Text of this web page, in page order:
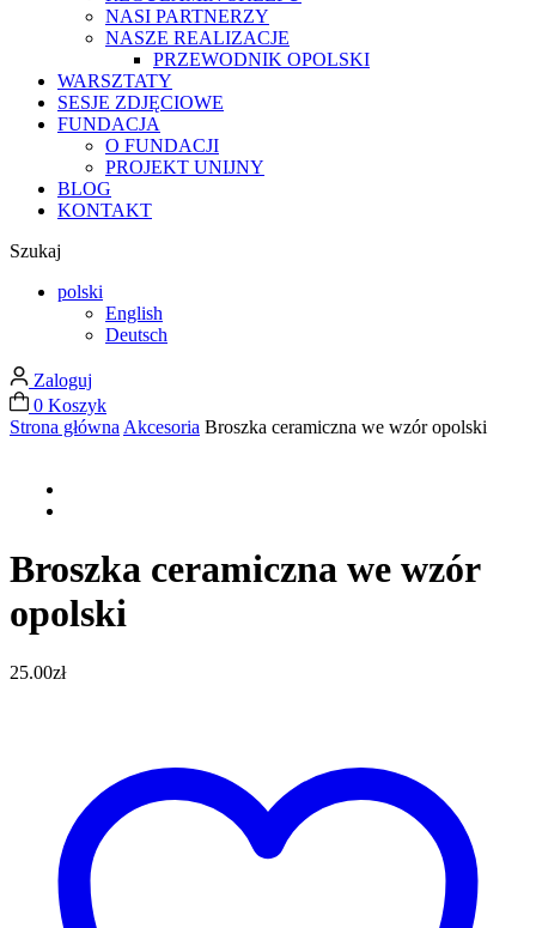
NASI PARTNERZY
NASZE REALIZACJE
PRZEWODNIK OPOLSKI
WARSZTATY
SESJE ZDJĘCIOWE
FUNDACJA
O FUNDACJI
PROJEKT UNIJNY
BLOG
KONTAKT
Szukaj
polski
English
Deutsch
Zaloguj
0 Koszyk
Strona główna Akcesoria Broszka ceramiczna we wzór opolski
Broszka ceramiczna we wzór
opolski
25.00zł